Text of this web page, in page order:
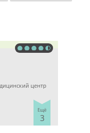
центр
Ещё
3